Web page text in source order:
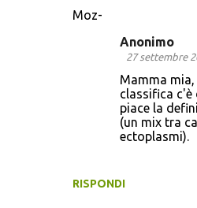
Moz-
RISPONDI
Anonimo
27 settembre
Mamma
classifica c'è
piace la
(un mix tra
ectoplasmi).